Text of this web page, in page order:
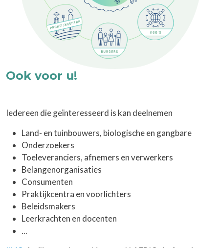
Ook voor u!
Iedereen die geïnteresseerd is kan deelnemen
Land- en tuinbouwers, biologische en gangbare
Onderzoekers
Toeleveranciers, afnemers en verwerkers
Belangenorganisaties
Consumenten
Praktijkcentra en voorlichters
Beleidsmakers
Leerkrachten en docenten
...